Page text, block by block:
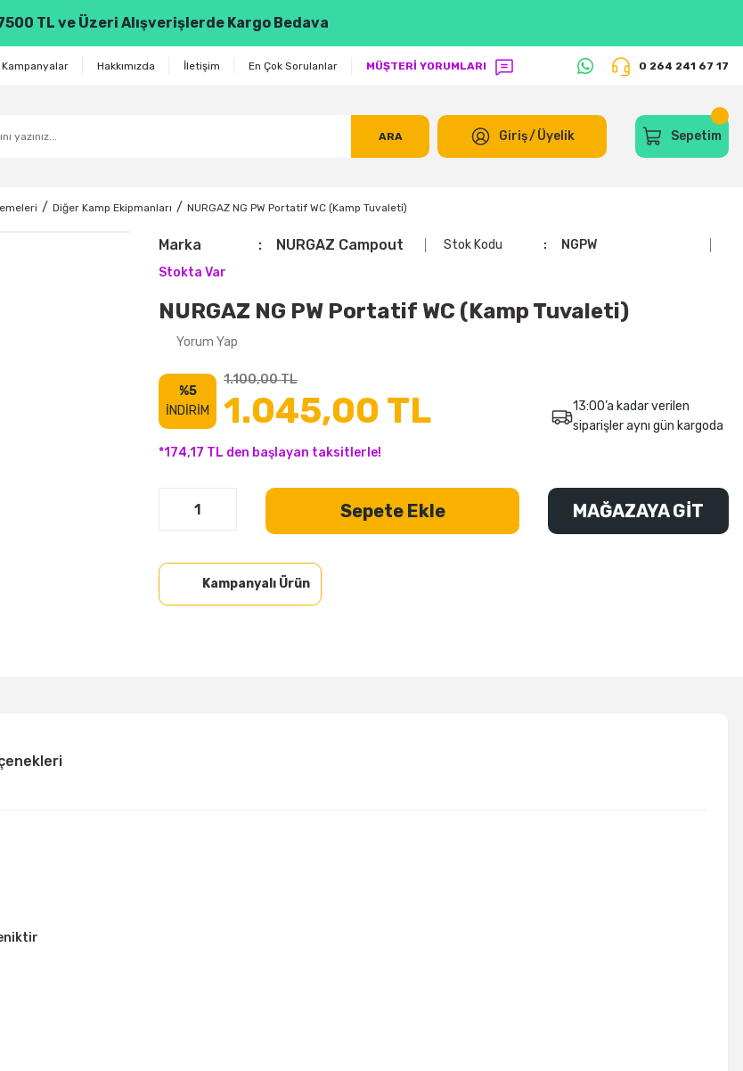
TL ve Üzeri Alışverişlerde Kargo Bedava
Kampanyalar Hakkımızda İletişim En Çok Sorulanlar MÜŞTERİ YORUMLARI 0 264 241 67 17
ARA Giriş/Üyelik Sepetim
Diğer Kamp Ekipmanları NURGAZ NG PW Portatif WC (Kamp Tuvaleti)
Marka NURGAZ Campout Stok Kodu
NGPW
Stokta Var
NURGAZ NG PW Portatif WC (Kamp Tuvaleti)
Yorum Yap
%5
İNDİRİM
1.100,00 TL
1.045,00 TL
*174,17 TL den başlayan taksitlerle!
13:00’a kadar verilen
siparişler aynı gün kargoda
Sepete Ekle MAĞAZAYA GİT
Kampanyalı Ürün